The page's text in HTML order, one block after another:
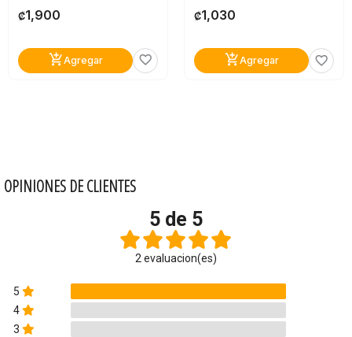
₡1,900
add_shopping_cartAgregar favorite_border
₡1,030
add_shopping_cartAgregar favorite_border
OPINIONES DE CLIENTES
5 de 5
2 evaluacion(es)
5
4
3